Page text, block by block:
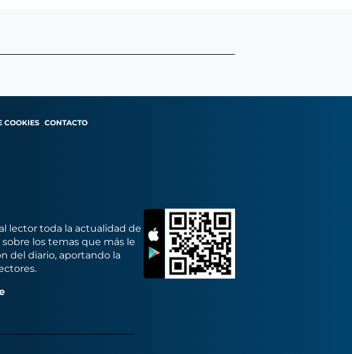
COOKIES CONTACTO
lector toda la actualidad de
los temas que más le
del diario, aportando la